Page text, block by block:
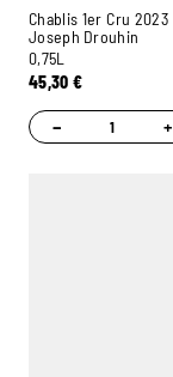
Chablis 1er Cru 2023
Joseph Drouhin
0,75L
45,30€
− +